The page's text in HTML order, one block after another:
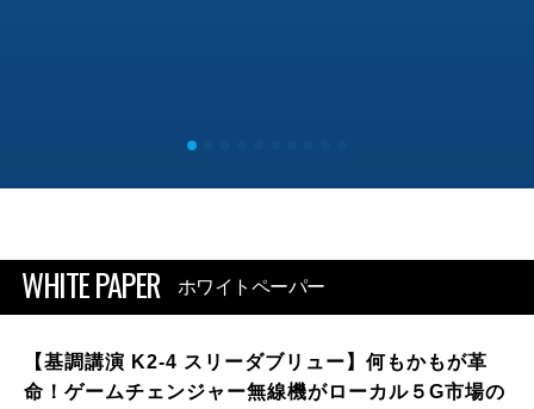
WHITE PAPER ホワイトペーパー
【基調講演 K2-4 スリーダブリュー】何もかもが革
命！ゲームチェンジャー無線機がローカル５G市場の